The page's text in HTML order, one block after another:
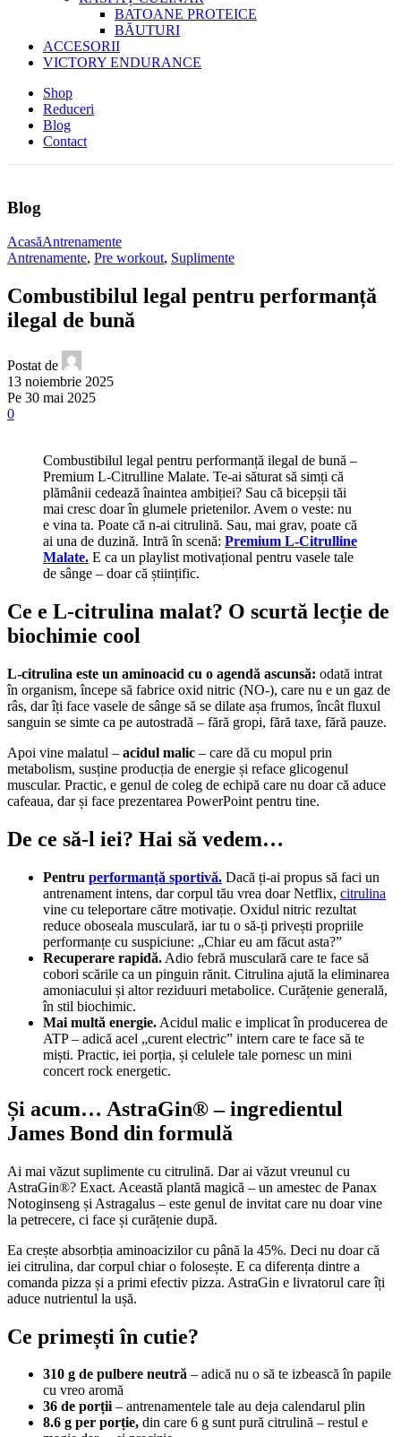
BATOANE PROTEICE
BĂUTURI
ACCESORII
VICTORY ENDURANCE
Shop
Reduceri
Blog
Contact
Blog
AcasăAntrenamente
Antrenamente, Pre workout, Suplimente
Combustibilul legal pentru performanță
ilegal de bună
Postat de
13 noiembrie 2025
Pe 30 mai 2025
0
Combustibilul legal pentru performanță ilegal de bună –
Premium L-Citrulline Malate. Te-ai săturat să simți că
plămânii cedează înaintea ambiției? Sau că bicepșii tăi
mai cresc doar în glumele prietenilor. Avem o veste: nu
e vina ta. Poate că n-ai citrulină. Sau, mai grav, poate că
ai una de duzină. Intră în scenă: Premium L-Citrulline
Malate. E ca un playlist motivațional pentru vasele tale
de sânge – doar că științific.
Ce e L-citrulina malat? O scurtă lecție de
biochimie cool
L-citrulina este un aminoacid cu o agendă ascunsă: odată intrat
în organism, începe să fabrice oxid nitric (NO-), care nu e un gaz de
râs, dar îți face vasele de sânge să se dilate așa frumos, încât fluxul
sanguin se simte ca pe autostradă – fără gropi, fără taxe, fără pauze.
Apoi vine malatul – acidul malic – care dă cu mopul prin
metabolism, susține producția de energie și reface glicogenul
muscular. Practic, e genul de coleg de echipă care nu doar că aduce
cafeaua, dar și face prezentarea PowerPoint pentru tine.
De ce să-l iei? Hai să vedem…
Pentru performanță sportivă. Dacă ți-ai propus să faci un
antrenament intens, dar corpul tău vrea doar Netflix, citrulina
vine cu teleportare către motivație. Oxidul nitric rezultat
reduce oboseala musculară, iar tu o să-ți privești propriile
performanțe cu suspiciune: „Chiar eu am făcut asta?”
Recuperare rapidă. Adio febră musculară care te face să
cobori scările ca un pinguin rănit. Citrulina ajută la eliminarea
amoniacului și altor reziduuri metabolice. Curățenie generală,
în stil biochimic.
Mai multă energie. Acidul malic e implicat în producerea de
ATP – adică acel „curent electric” intern care te face să te
miști. Practic, iei porția, și celulele tale pornesc un mini
concert rock energetic.
Și acum… AstraGin® – ingredientul
James Bond din formulă
Ai mai văzut suplimente cu citrulină. Dar ai văzut vreunul cu
AstraGin®? Exact. Această plantă magică – un amestec de Panax
Notoginseng și Astragalus – este genul de invitat care nu doar vine
la petrecere, ci face și curățenie după.
Ea crește absorbția aminoacizilor cu până la 45%. Deci nu doar că
iei citrulina, dar corpul chiar o folosește. E ca diferența dintre a
comanda pizza și a primi efectiv pizza. AstraGin e livratorul care îți
aduce nutrientul la ușă.
Ce primești în cutie?
310 g de pulbere neutră – adică nu o să te izbească în papile
cu vreo aromă
36 de porții– antrenamentele tale au deja calendarul plin
8.6 g per porție, din care 6 g sunt pură citrulină – restul e